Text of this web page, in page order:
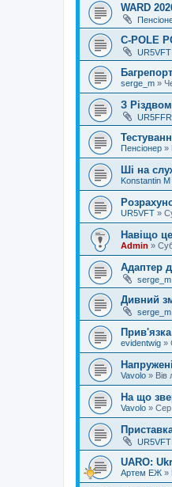
WARD
C-POLE
UR5VFT
serge_m »
З
UR5FFR
Пенсіонер »
Ші на
Konstantin M
UR5VFT »
Навіщо
Admin »
Адаптер
serge_m
Дивний
serge_m
evidentwig »
Vavolo » Вів
На що
Vavolo » Сер
UR5VFT
UARO:
Артем ЕЖ »